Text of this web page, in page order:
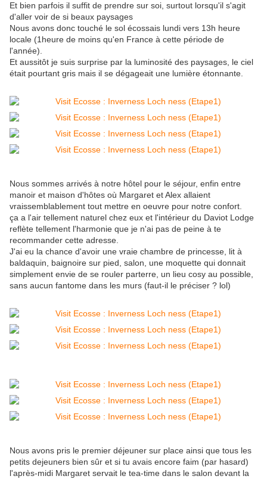
Et bien parfois il suffit de prendre sur soi, surtout lorsqu'il s'agit
d'aller voir de si beaux paysages
Nous avons donc touché le sol écossais lundi vers 13h heure
locale (1heure de moins qu'en France à cette période de
l'année).
Et aussitôt je suis surprise par la luminosité des paysages, le ciel
était pourtant gris mais il se dégageait une lumière étonnante.
Nous sommes arrivés à notre hôtel pour le séjour, enfin entre
manoir et maison d'hôtes où Margaret et Alex allaient
vraissemblablement tout mettre en oeuvre pour notre confort.
ça a l'air tellement naturel chez eux et l'intérieur du Daviot Lodge
reflète tellement l'harmonie que je n'ai pas de peine à te
recommander cette adresse.
J'ai eu la chance d'avoir une vraie chambre de princesse, lit à
baldaquin, baignoire sur pied, salon, une moquette qui donnait
simplement envie de se rouler parterre, un lieu cosy au possible,
sans aucun fantome dans les murs (faut-il le préciser ? lol)
Nous avons pris le premier déjeuner sur place ainsi que tous les
petits dejeuners bien sûr et si tu avais encore faim (par hasard)
l'après-midi Margaret servait le tea-time dans le salon devant la